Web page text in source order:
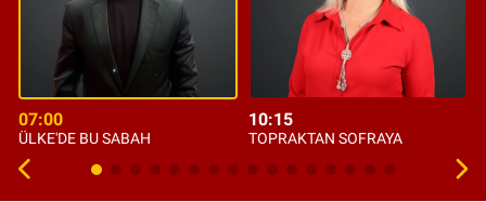
07:00
ÜLKE'DE BU SABAH
10:15
TOPRAKTAN SOFRAYA